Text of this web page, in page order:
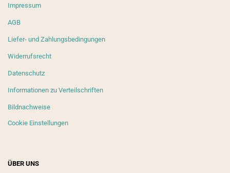
Impressum
AGB
Liefer- und Zahlungsbedingungen
Widerrufsrecht
Datenschutz
Informationen zu Verteilschriften
Bildnachweise
Cookie Einstellungen
ÜBER UNS